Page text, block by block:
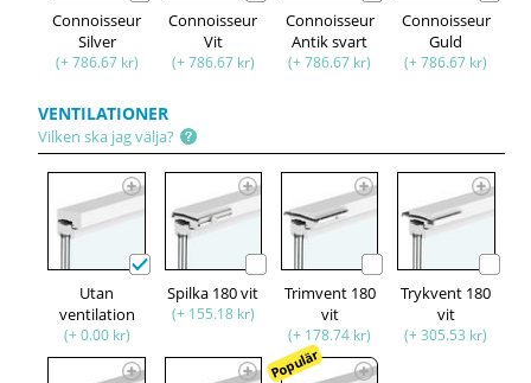
Connoisseur
Silver
(+ 786.67 kr)
Connoisseur
Vit
(+ 786.67 kr)
Connoisseur
Antik svart
(+ 786.67 kr)
Connoisseur
Guld
(+ 786.67 kr)
VENTILATIONER
Vilken ska jag välja?
Utan
ventilation
(+ 0.00 kr)
Spilka 180 vit
(+ 155.18 kr)
Trimvent 180
vit
(+ 178.74 kr)
Trykvent 180
vit
(+ 305.53 kr)
Populär